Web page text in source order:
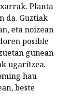
Planta
da. Guztiak
eta noizean
posible
gunean
ugaritzea.
hau
beste